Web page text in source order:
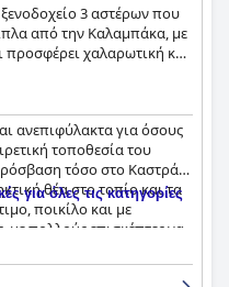
3 αστέρων που
από την Καλαμπάκα, με
χαλαρωτική και
ανεπιφύλακτα για όσους
τοποθεσία του
τόσο στο Καστράκι
θέα στο τοπίο και τα
ποικίλο και με
με πολλούς επισκέπτες να
τα κέικ. Τα δωμάτια
με άνετα
για όλες τις κατηγορίες